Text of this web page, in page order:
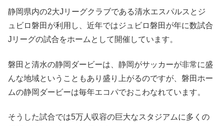
静岡県内の2大Jリーグクラブである清水エスパルスとジ
ュビロ磐田が利用し、近年ではジュビロ磐田が年に数試合
Jリーグの試合をホームとして開催しています。
磐田と清水の静岡ダービーは、静岡がサッカーが非常に盛
んな地域ということもあり盛り上がるのですが、磐田ホー
ムの静岡ダービーは毎年エコパでおこわなれています。
そうした試合では5万人収容の巨大なスタジアムに多くの